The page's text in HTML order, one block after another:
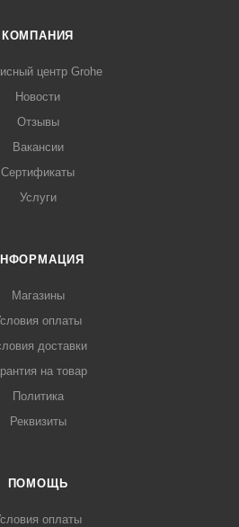
КОМПАНИЯ
центр Grohe
Новости
Отзывы
Вакансии
Сертификаты
Услуги
Магазины
оплаты
доставки
на товар
Политика
Реквизиты
ПОМОЩЬ
оплаты